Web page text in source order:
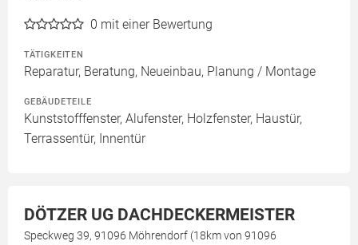
0 mit einer Bewertung
TÄTIGKEITEN
Reparatur, Beratung, Neueinbau, Planung / Montage
GEBÄUDETEILE
Kunststofffenster, Alufenster, Holzfenster, Haustür,
Terrassentür, Innentür
DÖTZER UG DACHDECKERMEISTER
Speckweg 39, 91096 Möhrendorf (18km von 91096